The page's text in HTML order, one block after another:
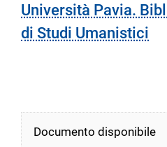
Università Pavia.
di Studi Umanistici
Documento disponibile